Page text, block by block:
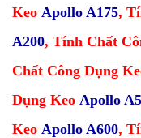
Keo Apollo A175,
A200, Tính Chất
Chất Công Dụng
Dụng Keo Apollo
Keo Apollo A600,